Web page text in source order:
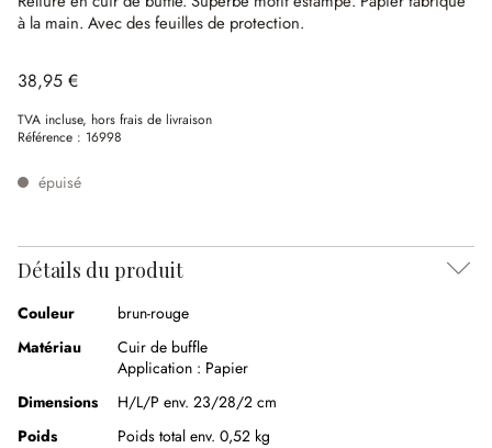
à la main. Avec des feuilles de protection.
38,95 €
TVA incluse, hors frais de livraison
Référence : 16998
épuisé
Détails du produit
Couleur
brun-rouge
Matériau
Cuir de buffle
Application : Papier
Dimensions
H/L/P env. 23/28/2 cm
Poids
Poids total env. 0,52 kg